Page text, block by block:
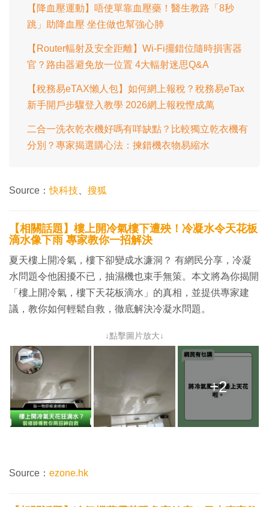
【降血壓運動】唔使單靠血壓藥！醫生教路「8秒
跳」助降血壓 坐住做也幫強心肺
【Router輻射及安全距離】Wi-Fi擺錯位隨時損害器
官？路由器避免放一位置 4大輻射迷思Q&A
【稅務易eTAX懶人包】如何網上報稅？稅務易eTax
新手開戶步驟登入教學 2026網上報稅慳成萬
二合一洗衣乾衣機好嗎有咩缺點？比較獨立乾衣機有
分別？專家揭選購心法：揀錯機衣物易縮水
Source：快科技 搜狐
【相關話題】樓上開冷氣樓下遭殃！冷凝水令天花板
滴水像下雨 專家教你一招解決
夏天樓上開冷氣，樓下卻變成水濂洞？ 有網民分享，冷凝
水問題令他困擾不已，抽濕機也束手無策。本文將為你揭開
「樓上開冷氣，樓下天花板滴水」的真相，並提供專家建
議，教你如何輕鬆自救，徹底解決冷凝水問題。
↓點擊圖片放大↓
+2
Source： ezone.hk